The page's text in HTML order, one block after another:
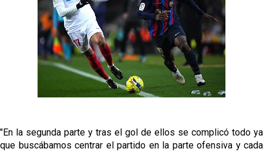
Juanlu se marcha traspasado al Bournemouth
Emery quiere pescar en el Atleti , el Villareal ya
tiene nuevo portero y el Getafe mueve ficha... Las
últimas novedades del mercado de La Liga
Vargas y Sow se incorporan al grupo en la sesión
Patrick Mercado no jugará en el Sevilla FC
"En la segunda parte y tras el gol de ellos se complicó todo ya
que buscábamos centrar el partido en la parte ofensiva y cada